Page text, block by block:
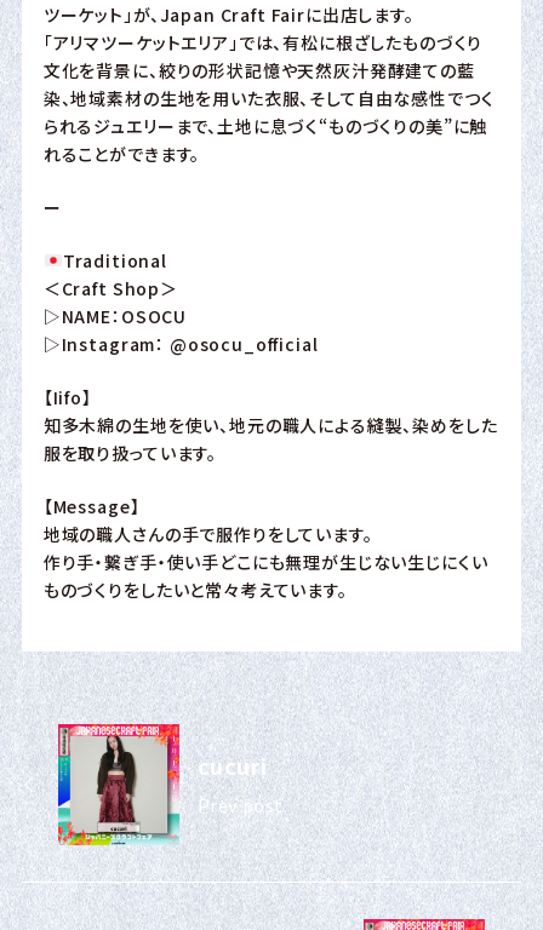
ツーケット」が、Japan Craft Fairに出店します。
「アリマツーケットエリア」では、有松に根ざしたものづくり
文化を背景に、絞りの形状記憶や天然灰汁発酵建ての藍
染、地域素材の生地を用いた衣服、そして自由な感性でつく
られるジュエリーまで、土地に息づく“ものづくりの美”に触
れることができます。
ー
Traditional
＜Craft Shop＞
▷NAME：OSOCU
▷Instagram： @osocu_official
【Iifo】
知多木綿の生地を使い、地元の職人による縫製、染めをした
服を取り扱っています。
【Message】
地域の職人さんの手で服作りをしています。
作り手・繋ぎ手・使い手どこにも無理が生じない生じにくい
ものづくりをしたいと常々考えています。
cucuri
Prev post